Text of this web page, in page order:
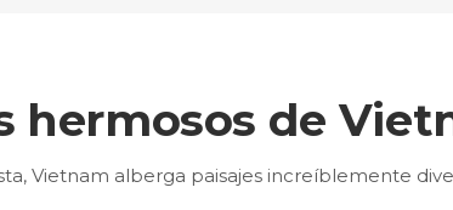
hermosos de
Vietnam alberga paisajes increíblemente